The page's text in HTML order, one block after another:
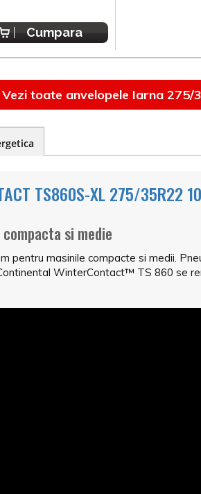
Cumpara
Vezi toate anvelopele Iarna 275/
TS860S-XL 275/35R22
si medie
masinile compacte si medii.
WinterContact™ TS 860 se